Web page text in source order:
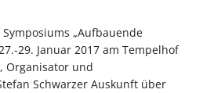
„Aufbauende
29. Januar 2017 am Tempelhof
Organisator und
Schwarzer Auskunft über